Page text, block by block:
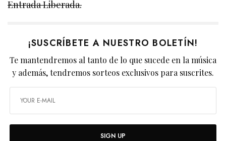
Entrada Liberada.
¡SUSCRÍBETE A NUESTRO BOLETÍN!
Te mantendremos al tanto de lo que sucede en la música
y además, tendremos sorteos exclusivos para suscrites.
SIGN UP